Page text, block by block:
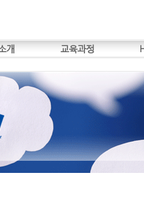
개 교육과정